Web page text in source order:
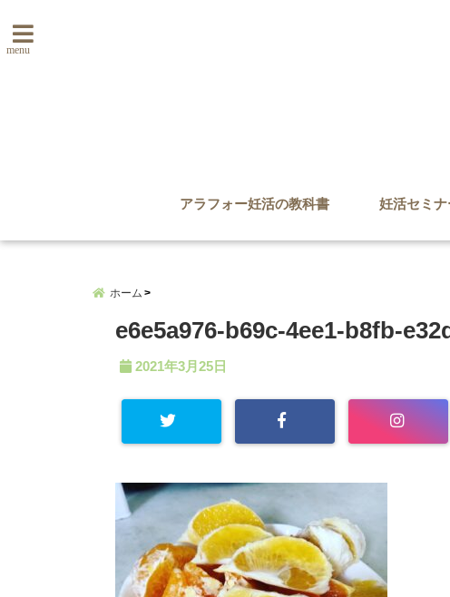
menu
アラフォー妊活の教科書 妊活セミ
ホーム
e6e5a976-b69c-4ee1-b8fb-
2021年3月25日